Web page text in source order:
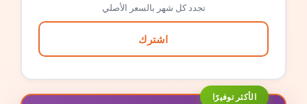
تجدد كل شهر بالسعر الأصلي
اشترك
الأكثر توفيرًا